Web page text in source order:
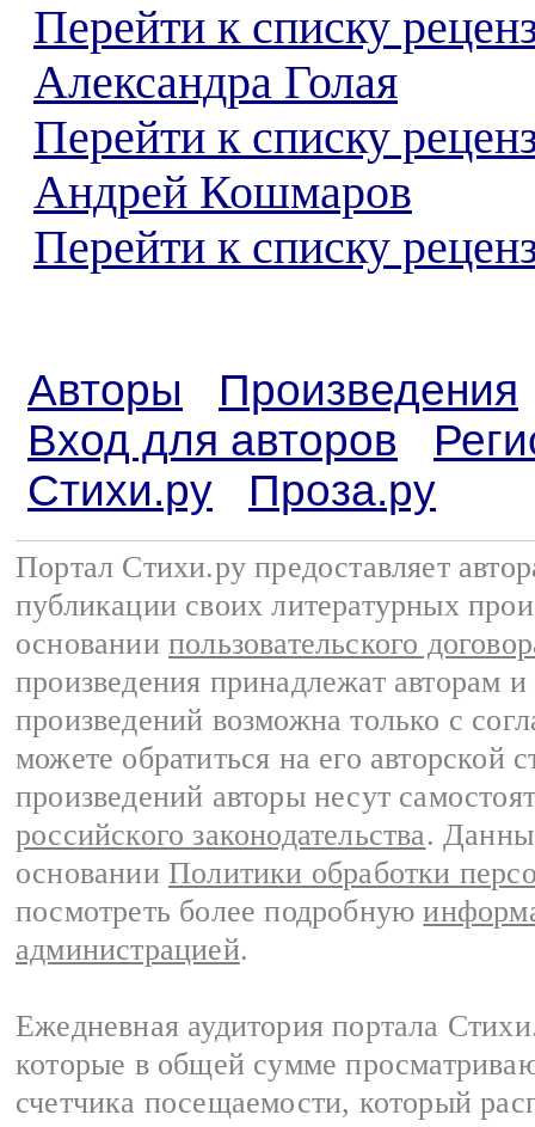
Перейти к списку
Александра Голая
Перейти к списку
Андрей Кошмаров
Перейти к списку
Авторы
Произведения
Вход для авторов
Стихи.ру
Проза.ру
Портал Стихи.ру предоставляет
публикации своих литературных
основании пользовательского
произведения принадлежат авторам
произведений возможна только с
можете обратиться на его авторской
произведений авторы несут
российского законодательства.
основании Политики обработки
посмотреть более подробную
администрацией.
Ежедневная аудитория портала
которые в общей сумме
счетчика посещаемости, который